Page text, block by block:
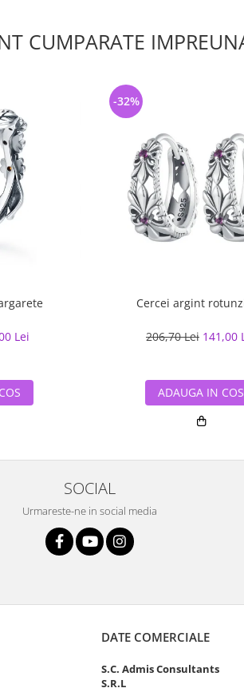
CUMPARATE
Lei
Cercei argint
206,70 Lei 141,00
-32%
ADAUGA IN COS
SOCIAL
Urmareste-ne in social media
DATE COMERCIALE
S.C. Admis Consultants
S.R.L